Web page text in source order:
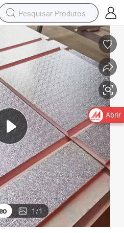
a Preços Diretos de Fábrica
1/1
Abrir